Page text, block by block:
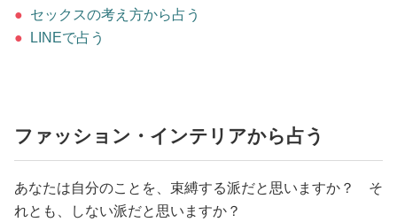
性と愛
● セックスの考え方から占う
●
LINEで占う
ファッション・インテリアから占う
あなたは自分のことを、束縛する派だと思いますか？ そ
れとも、しない派だと思いますか？